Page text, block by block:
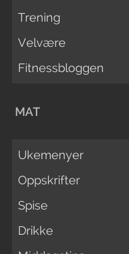
Trening
Velvære
Fitnessbloggen
MAT
Ukemenyer
Oppskrifter
Spise
Drikke